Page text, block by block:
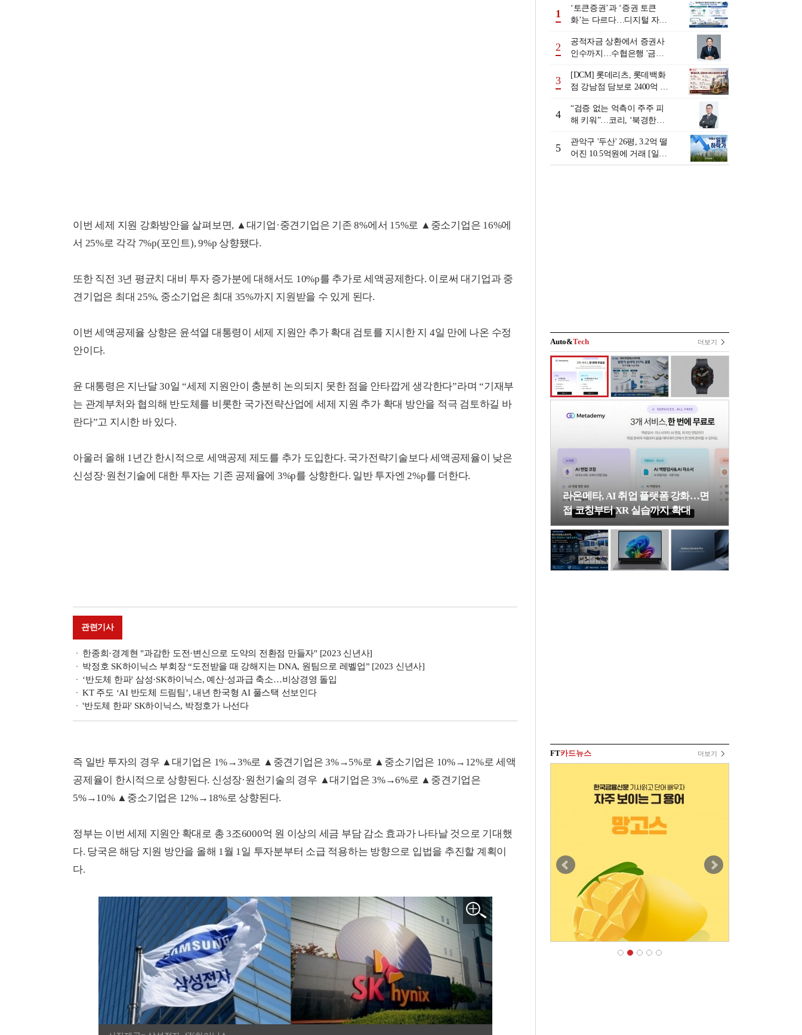
이번 세제 지원 강화방안을 살펴보면, ▲대기업·중견기업은 기존 8%에서 15%로 ▲중소기업은 16%에
서 25%로 각각 7%p(포인트), 9%p 상향됐다.
또한 직전 3년 평균치 대비 투자 증가분에 대해서도 10%p를 추가로 세액공제한다. 이로써 대기업과 중
견기업은 최대 25%, 중소기업은 최대 35%까지 지원받을 수 있게 된다.
이번 세액공제율 상향은 윤석열 대통령이 세제 지원안 추가 확대 검토를 지시한 지 4일 만에 나온 수정
안이다.
윤 대통령은 지난달 30일 “세제 지원안이 충분히 논의되지 못한 점을 안타깝게 생각한다”라며 “기재부
는 관계부처와 협의해 반도체를 비롯한 국가전략산업에 세제 지원 추가 확대 방안을 적극 검토하길 바
란다”고 지시한 바 있다.
아울러 올해 1년간 한시적으로 세액공제 제도를 추가 도입한다. 국가전략기술보다 세액공제율이 낮은
신성장·원천기술에 대한 투자는 기존 공제율에 3%p를 상향한다. 일반 투자엔 2%p를 더한다.
관련기사
한종희·경계현 "과감한 도전·변신으로 도약의 전환점 만들자" [2023 신년사]
박정호 SK하이닉스 부회장 “도전받을 때 강해지는 DNA, 원팀으로 레벨업” [2023 신년사]
‘반도체 한파' 삼성·SK하이닉스, 예산·성과급 축소…비상경영 돌입
KT 주도 ‘AI 반도체 드림팀’, 내년 한국형 AI 풀스택 선보인다
'반도체 한파' SK하이닉스, 박정호가 나선다
즉 일반 투자의 경우 ▲대기업은 1%→3%로 ▲중견기업은 3%→5%로 ▲중소기업은 10%→12%로 세액
공제율이 한시적으로 상향된다. 신성장·원천기술의 경우 ▲대기업은 3%→6%로 ▲중견기업은
5%→10% ▲중소기업은 12%→18%로 상향된다.
정부는 이번 세제 지원안 확대로 총 3조6000억 원 이상의 세금 부담 감소 효과가 나타날 것으로 기대했
다. 당국은 해당 지원 방안을 올해 1월 1일 투자분부터 소급 적용하는 방향으로 입법을 추진할 계획이
다.
1
‘토큰증권’과 ‘증권 토큰
화’는 다르다…디지털 자본
2
공적자금 상환에서 증권사
인수까지…수협은행 '금융
행 금융그룹의 꿈①]
3
[DCM] 롯데리츠, 롯데백화
점 강남점 담보로 2400억 조
4
“검증 없는 억측이 주주 피
해 키워”…코리, ‘북경한미
5
관악구 '두산' 26평, 3.2억 떨
어진 10.5억원에 거래 [일일
하락가]
Auto&Tech 더보기
라온메타, AI 취업 플랫폼 강화…면
접 코칭부터 XR 실습까지 확대
FT카드뉴스 더보기